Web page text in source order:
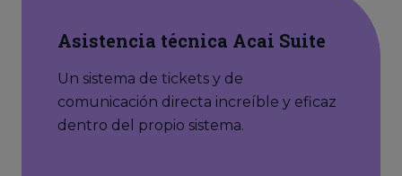
Asistencia técnica Acai Suite
Un sistema de tickets y de
comunicación directa increíble y eficaz
dentro del propio sistema.